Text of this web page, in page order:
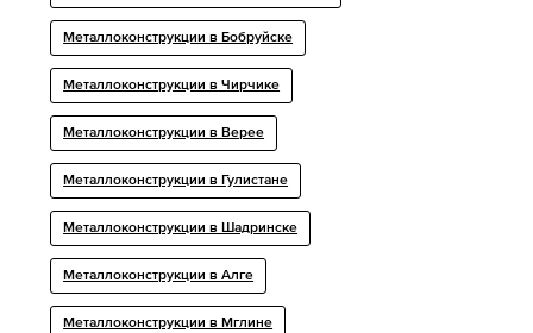
Металлоконструкции в Бобруйске
Металлоконструкции в Чирчике
Металлоконструкции в Верее
Металлоконструкции в Гулистане
Металлоконструкции в Шадринске
Металлоконструкции в Алге
Металлоконструкции в Мглине